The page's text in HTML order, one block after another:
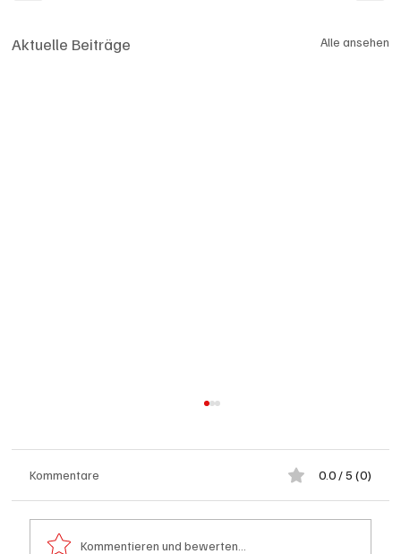
Aktuelle Beiträge Alle ansehen
Kommentare 0.0 / 5 (0)
Kommentieren und bewerten...